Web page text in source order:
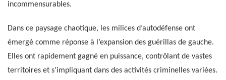
incommensurables.
Dans ce paysage chaotique, les milices d’autodéfense ont
émergé comme réponse à l’expansion des guérillas de gauche.
Elles ont rapidement gagné en puissance, contrôlant de vastes
territoires et s’impliquant dans des activités criminelles variées.